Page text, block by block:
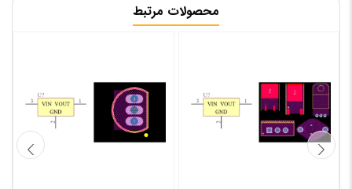
محصولات مرتبط